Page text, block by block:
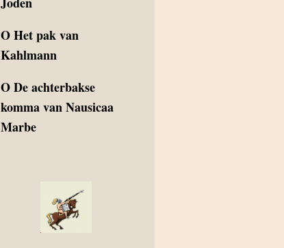
OHet pak van
Kahlmann
ODe achterbakse
komma van Nausicaa
Marbe